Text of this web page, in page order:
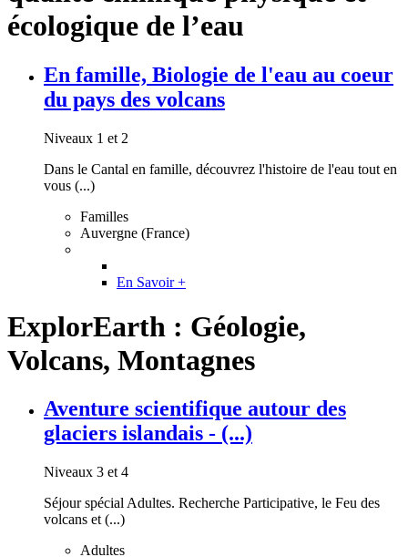
écologique de l’eau
En famille, Biologie de l'eau au coeur
du pays des volcans
Niveaux 1 et 2
Dans le Cantal en famille, découvrez l'histoire de l'eau tout en
vous (...)
Familles
Auvergne (France)
En Savoir +
ExplorEarth : Géologie,
Volcans, Montagnes
Aventure scientifique autour des
glaciers islandais - (...)
Niveaux 3 et 4
Séjour spécial Adultes. Recherche Participative, le Feu des
volcans et (...)
Adultes